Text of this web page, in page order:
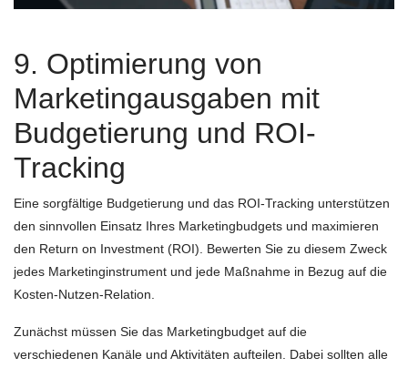
9. Optimierung von
Marketingausgaben mit
Budgetierung und ROI-
Tracking
Eine sorgfältige Budgetierung und das ROI-Tracking unterstützen
den sinnvollen Einsatz Ihres Marketingbudgets und maximieren
den Return on Investment (ROI). Bewerten Sie zu diesem Zweck
jedes Marketinginstrument und jede Maßnahme in Bezug auf die
Kosten-Nutzen-Relation.
Zunächst müssen Sie das Marketingbudget auf die
verschiedenen Kanäle und Aktivitäten aufteilen. Dabei sollten alle